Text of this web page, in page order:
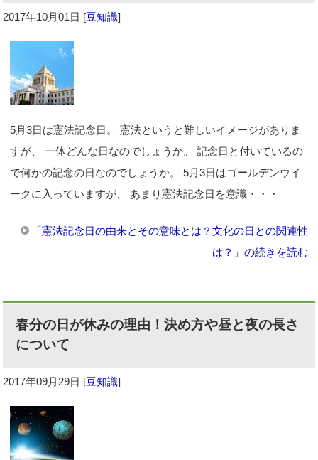
2017年10月01日 [豆知識]
5月3日は憲法記念日。 憲法というと難しいイメージがありま
すが、 一体どんな日なのでしょうか。 記念日と付いているの
で何かの記念の日なのでしょうか。 5月3日はゴールデンウイ
ークに入っていますが、 あまり憲法記念日を意識・・・
「憲法記念日の由来とその意味とは？文化の日との関連性
は？」の続きを読む
春分の日が休みの理由！決め方や昼と夜の長さ
について
2017年09月29日 [豆知識]